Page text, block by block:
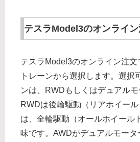
テスラModel3のオンライ
テスラModel3のオンライン注
トレーンから選択します。選択
ンは、RWDもしくはデュアルモ
RWDは後輪駆動（リアホイー
は、全輪駆動（オールホイール
味です。AWDがデュアルモー